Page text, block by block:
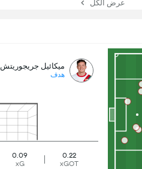
عرض الكل
ميكائيل جريجوريتش
هدف
0.09
xG
0.22
xGOT